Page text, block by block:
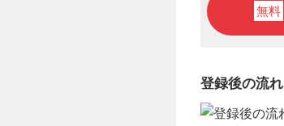
無料
登録後の流れ